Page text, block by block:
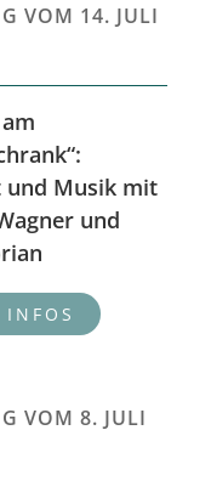
VOM 14. JULI
und Musik mit
und
VOM8. JULI